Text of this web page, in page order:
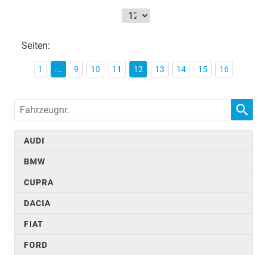
Seiten:
1 ... 9 10 11 12 13 14 15 16
Fahrzeugnr.
AUDI
BMW
CUPRA
DACIA
FIAT
FORD